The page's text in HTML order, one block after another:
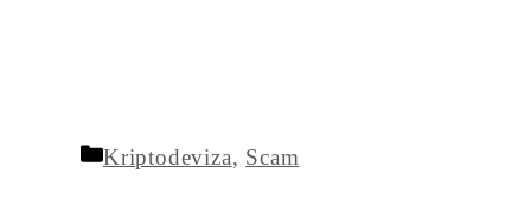
Kategória
Kriptodeviza, Scam